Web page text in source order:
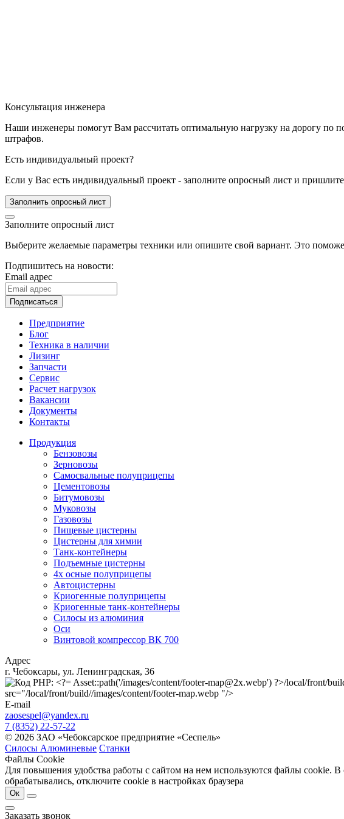
Консультация инженера
Наши инженеры помогут Вам рассчитать оптимальную нагрузку на дорогу по
штрафов.
Есть индивидуальный проект?
Если у Вас есть индивидуальный проект - заполните опросный лист и пришлите
Заполнить опросный лист
Заполните опросный лист
Выберите желаемые параметры техники или опишите свой вариант. Это
Подпишитесь на новости:
Email адрес
Подписаться
Предприятие
Блог
Техника в наличии
Лизинг
Запчасти
Сервис
Расчет нагрузок
Вакансии
Документы
Контакты
Продукция
Бензовозы
Зерновозы
Самосвальные полуприцепы
Цементовозы
Битумовозы
Муковозы
Газовозы
Пищевые цистерны
Цистерны для химии
Танк-контейнеры
Подъемные цистерны
4х осные полуприцепы
Автоцистерны
Криогенные полуприцепы
Криогенные танк-контейнеры
Силосы из алюминия
Оси
Винтовой компрессор ВК 700
Адрес
г. Чебоксары, ул. Ленинградская, 36
/local/front/
src="/local/front/build//images/content/footer-map.webp "/>
E-mail
zaosespel@yandex.ru
7 (8352) 22-57-22
© 2026 ЗАО «Чебоксарское предприятие «Сеспель»
Силосы Алюминевые Станки
Файлы Cookie
Для повышения удобства работы с сайтом на нем используются файлы
обрабатывались, отключите cookie в настройках браузера
Ок
Заказать звонок